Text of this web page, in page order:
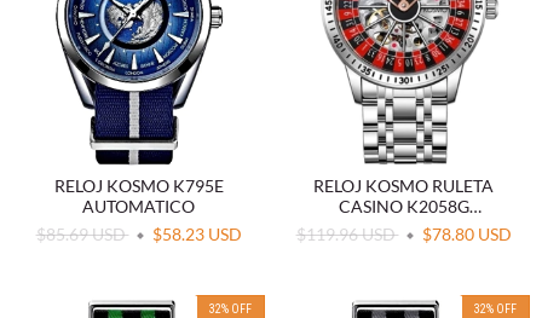
RELOJ KOSMO K795E
AUTOMATICO
$85.69 USD
$58.23 USD
RELOJ KOSMO RULETA
CASINO K2058G
AUTOMATICO
$119.96 USD $78.80 USD
32% OFF 32% OFF